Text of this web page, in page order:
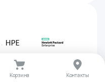
HPE
C8R39A
01228
Корзина Контакты